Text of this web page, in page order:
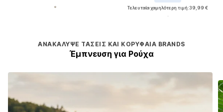
Τελευταία χαμηλότερη τιμή:39,99 €
ΑΝΑΚΆΛΥΨΕ ΤΆΣΕΙΣ ΚΑΙ ΚΟΡΥΦΑΊΑ BRANDS
Έμπνευση για Ρούχα